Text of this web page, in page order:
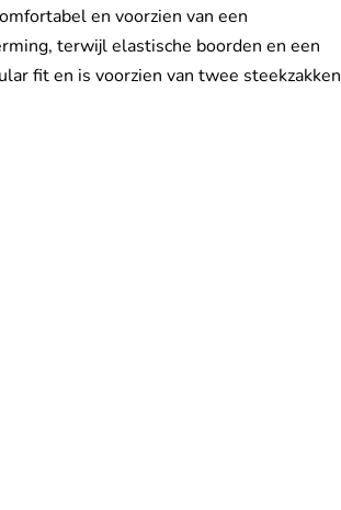
en voorzien van een
terwijl elastische boorden en een
fit en is voorzien van twee steekzakken